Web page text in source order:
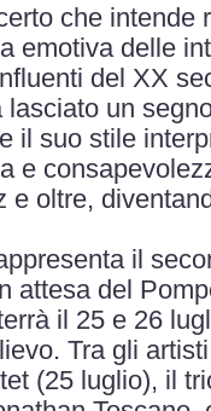
che intende
emotiva delle
del XX
lasciato un
il suo stile
e
e oltre,
il
attesa del
il 25 e 26
Tra gli
(25 luglio), il